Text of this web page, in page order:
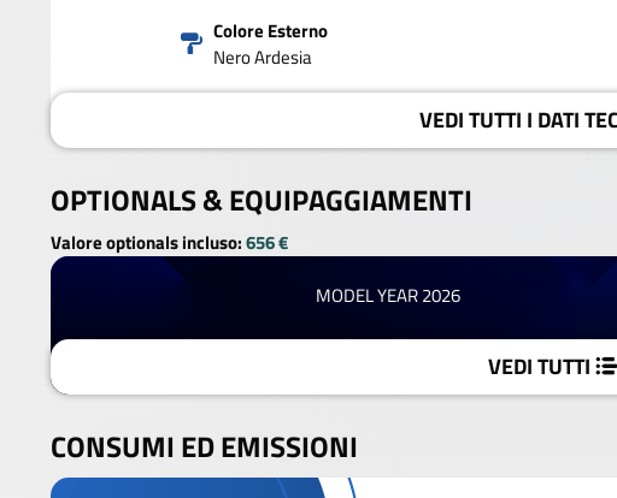
Colore Esterno
Nero Ardesia
VEDITUTTI I DATI
OPTIONALS &EQUIPAGGIAMENTI
Valore optionals incluso:656 €
MODEL YEAR 2026
VEDI TUTTI
CONSUMI ED EMISSIONI